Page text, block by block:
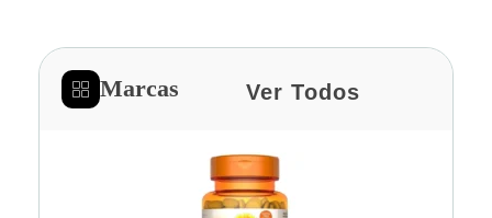
Marcas Ver Todos